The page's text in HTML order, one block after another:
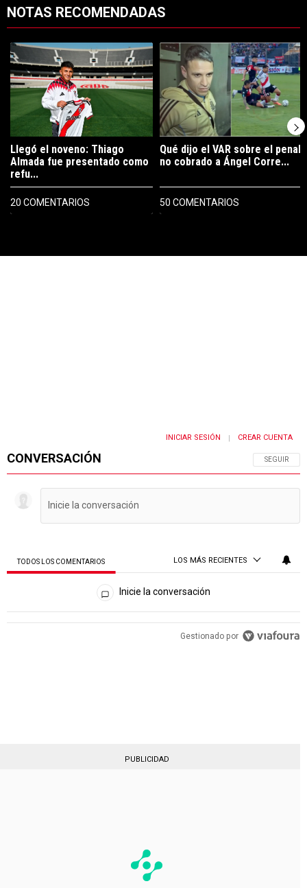
NOTAS RECOMENDADAS
Un artículo de tendencia con el título "Llegó el noveno: Thiago
Llegó el noveno: Thiago
Almada fue presentado como
refu...
20 COMENTARIOS
Un artículo de tendencia con el
Qué dijo el VAR sobre el penal
no cobrado a Ángel Corre...
50 COMENTARIOS
CONVERSACIÓN SIGA ESTA
SEGUIR
INICIAR SESIÓN | CREAR CUENTA
TODOS LOS COMENTARIOS LOS MÁS RECIENTES
Todos los comentarios
Inicie la conversación
PUBLICIDAD